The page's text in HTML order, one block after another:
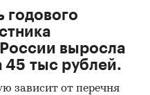
годового
выросла
45 тыс рублей.
зависит от перечня